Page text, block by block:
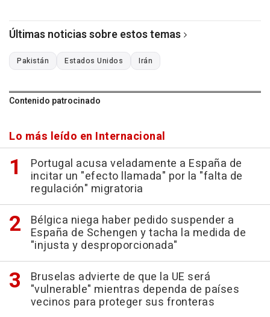
Últimas noticias sobre estos temas
Pakistán Estados Unidos Irán
Contenido patrocinado
Lo más leído en Internacional
Portugal acusa veladamente a España de
incitar un "efecto llamada" por la "falta de
regulación" migratoria
Bélgica niega haber pedido suspender a
España de Schengen y tacha la medida de
"injusta y desproporcionada"
Bruselas advierte de que la UE será
"vulnerable" mientras dependa de países
vecinos para proteger sus fronteras